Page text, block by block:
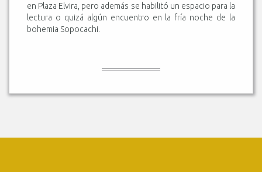
en Plaza Elvira, pero además se habilitó un espacio para la
lectura o quizá algún encuentro en la fría noche de la
bohemia Sopocachi.